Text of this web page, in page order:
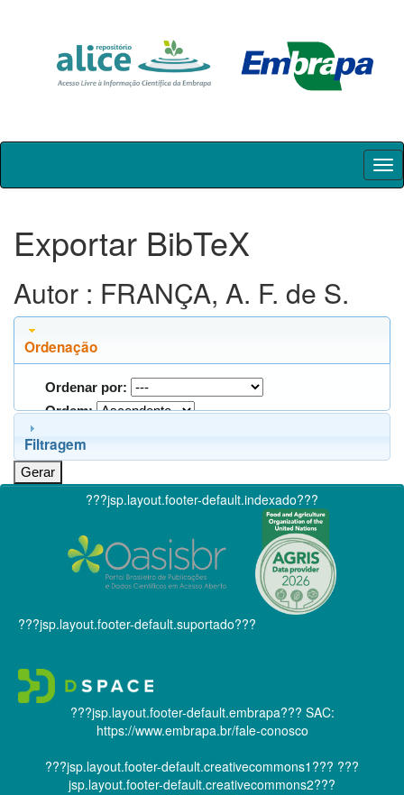
Skip
Exportar BibTeX
Autor : FRANÇA, A. F. de S.
Ordenação
Ordenar por:
Ordem:
Filtragem
???jsp.layout.footer-default.indexado???
???jsp.layout.footer-default.suportado???
???jsp.layout.footer-default.embrapa??? SAC:
https://www.embrapa.br/fale-conosco
???jsp.layout.footer-default.creativecommons1??? ???
jsp.layout.footer-default.creativecommons2???